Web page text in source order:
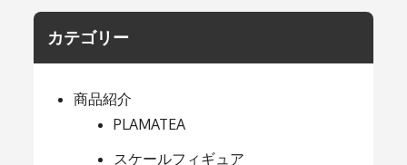
カテゴリー
商品紹介
PLAMATEA
スケールフィギュア